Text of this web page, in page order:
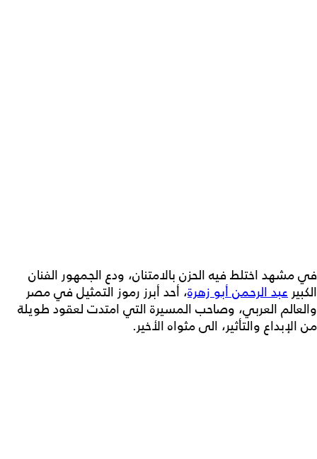
في مشهد اختلط فيه الحزن بالامتنان، ودع الجمهور الفنان
الكبير عبد الرحمن أبو زهرة، أحد أبرز رموز التمثيل في مصر
والعالم العربي، وصاحب المسيرة التي امتدت لعقود طويلة
من الإبداع والتأثير، الى مثواه الأخير.